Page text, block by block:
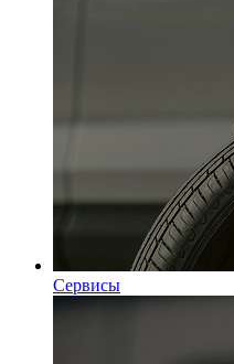
Сервисы